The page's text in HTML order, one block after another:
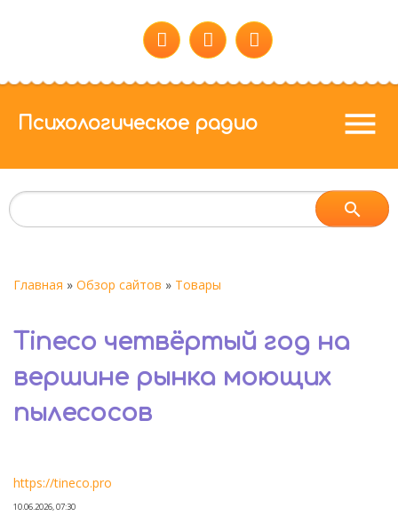
Психологическое радио menu
Главная » Обзор сайтов » Товары
Tineco четвёртый год на
вершине рынка моющих
пылесосов
https://tineco.pro
10.06.2026, 07:30